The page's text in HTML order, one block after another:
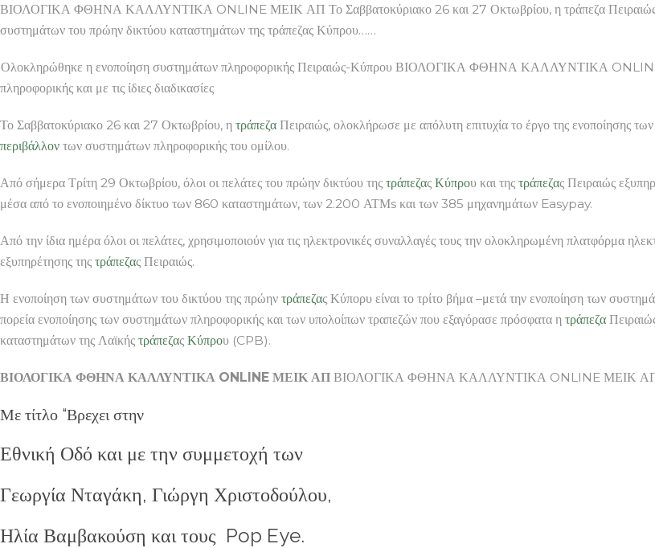
ΒΙΟΛΟΓΙΚΑ ΦΘΗΝΑ ΚΑΛΛΥΝΤΙΚΑ ONLINE ΜΕΙΚ ΑΠ Το Σαββατοκύριακο 26 και 27 Οκτωβρίου, η τράπεζα Πειραιώς,
συστημάτων του πρώην δικτύου καταστημάτων της τράπεζας Κύπρου……
Ολοκληρώθηκε η ενοποίηση συστημάτων πληροφορικής Πειραιώς-Κύπρου ΒΙΟΛΟΓΙΚΑ ΦΘΗΝΑ ΚΑΛΛΥΝΤΙΚΑ ONLINE
πληροφορικής και με τις ίδιες διαδικασίες
Το Σαββατοκύριακο 26 και 27 Οκτωβρίου, η τράπεζα Πειραιώς, ολοκλήρωσε με απόλυτη επιτυχία το έργο της ενοποίησης
περιβάλλον των συστημάτων πληροφορικής του ομίλου.
Από σήμερα Τρίτη 29 Οκτωβρίου, όλοι οι πελάτες του πρώην δικτύου της τράπεζας Κύπρου και της τράπεζας Πειραιώς
μέσα από το ενοποιημένο δίκτυο των 860 καταστημάτων, των 2.200 ΑΤΜs και των 385 μηχανημάτων Easypay.
Από την ίδια ημέρα όλοι οι πελάτες, χρησιμοποιούν για τις ηλεκτρονικές συναλλαγές τους την ολοκληρωμένη πλατφόρμα
εξυπηρέτησης της τράπεζας Πειραιώς.
Η ενοποίηση των συστημάτων του δικτύου της πρώην τράπεζας Κύπορυ είναι το τρίτο βήμα –μετά την ενοποίηση των
πορεία ενοποίησης των συστημάτων πληροφορικής και των υπολοίπων τραπεζών που εξαγόρασε πρόσφατα η τράπεζα
καταστημάτων της Λαϊκής τράπεζας Κύπρου (CPB).
ΒΙΟΛΟΓΙΚΑ ΦΘΗΝΑ ΚΑΛΛΥΝΤΙΚΑ ONLINE ΜΕΙΚ ΑΠ ΒΙΟΛΟΓΙΚΑ ΦΘΗΝΑ ΚΑΛΛΥΝΤΙΚΑ ONLINE ΜΕΙΚ ΑΠ
Με τίτλο “Βρεχει στην
Εθνική Οδό και με την συμμετοχή των
Γεωργία Νταγάκη, Γιώργη Χριστοδούλου,
Ηλία Βαμβακούση και τους Pop Eye.